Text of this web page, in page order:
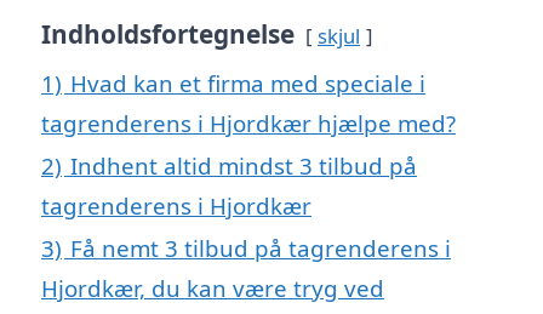
Indholdsfortegnelse skjul
1) Hvad kan et firma med speciale i
tagrenderens i Hjordkær hjælpe med?
2) Indhent altid mindst 3 tilbud på
tagrenderens i Hjordkær
3) Få nemt 3 tilbud på tagrenderens i
Hjordkær, du kan være tryg ved